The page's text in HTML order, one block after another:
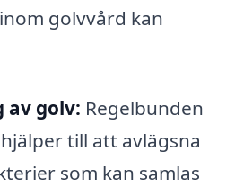
golvvård kan
av golv: Regelbunden
till att avlägsna
som kan samlas